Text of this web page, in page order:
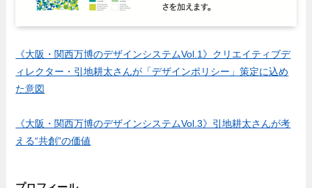
《大阪・関西万博のデザインシステムVol.1》クリエイティブデ
ィレクター・引地耕太さんが「デザインポリシー」策定に込め
た意図
《大阪・関西万博のデザインシステムVol.3》引地耕太さんが考
える“共創”の価値